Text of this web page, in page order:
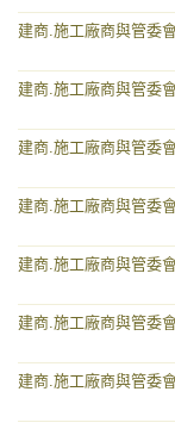
建商.施工廠商與管委
建商.施工廠商與管委
建商.施工廠商與管委
建商.施工廠商與管委
建商.施工廠商與管委
建商.施工廠商與管委
建商.施工廠商與管委